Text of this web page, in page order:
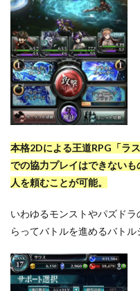
本格2Dによる王道RPG「ラ
での協力プレイはできない
人を頼むことが可能。
いわゆるモンストやパズド
らってバトルを進めるバトル